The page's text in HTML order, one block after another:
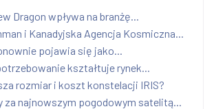
Dragon wpływa na branżę...
i Kanadyjska Agencja Kosmiczna...
pojawia się jako...
kształtuje rynek...
rozmiar i koszt konstelacji IRIS?
za najnowszym pogodowym satelitą...